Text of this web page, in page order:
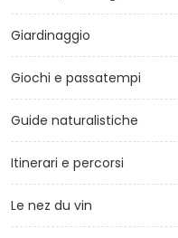
Giardinaggio
Giochi e passatempi
Guide naturalistiche
Itinerari e percorsi
Le nez du vin